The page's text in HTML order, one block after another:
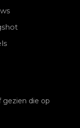
die op